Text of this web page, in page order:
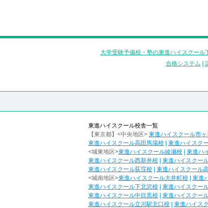
大学受験予備校・塾の東進ハイスクール
合格システム
東進ハイスクール校舎一覧
【東京都】<中央地区> 東進ハイスクール市
東進ハイスクール高田馬場校
東進ハイスク
<城東地区>東進ハイスクール綾瀬校 東進ハ
東進ハイスクール西新井校
東進ハイスクー
東進ハイスクール荻窪校
東進ハイスクール
<城南地区>東進ハイスクール大井町校 東進
東進ハイスクール下北沢校
東進ハイスクー
東進ハイスクール中目黒校
東進ハイスクー
東進ハイスクール立川駅北口校
東進ハイス